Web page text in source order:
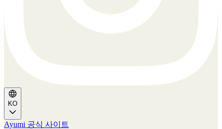
KO
Ayumi 공식 사이트